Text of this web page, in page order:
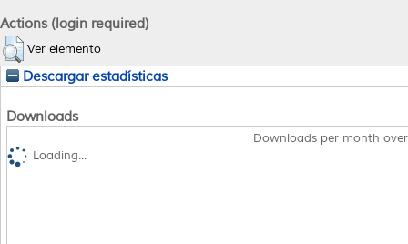
Actions (login required)
Ver elemento
Descargar estadísticas
Downloads
Downloads per month
Loading...